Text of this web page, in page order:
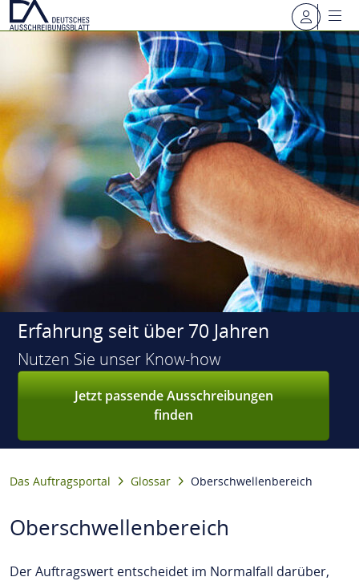
Erfahrung seit über 70 Jahren
Nutzen Sie unser Know-how
Jetzt passende Ausschreibungen
finden
Das Auftragsportal Glossar Oberschwellenbereich
Oberschwellenbereich
Der Auftragswert entscheidet im Normalfall darüber,